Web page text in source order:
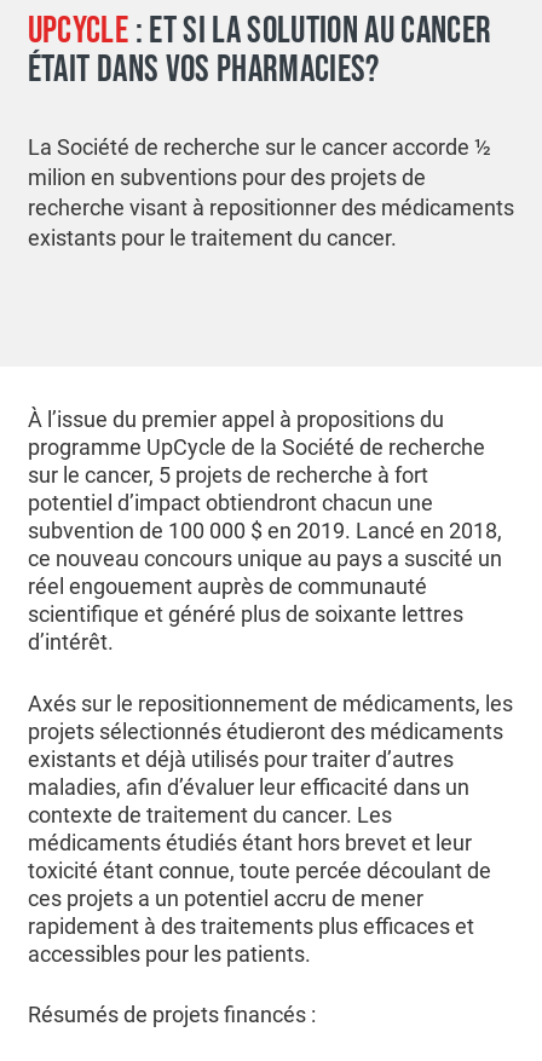
UPCYCLE: ET SI LA SOLUTION AU CANCER
ÉTAIT DANS VOS PHARMACIES?
La Société de recherche sur le cancer accorde ½
milion en subventions pour des projets de
recherche visant à repositionner des médicaments
existants pour le traitement du cancer.
À l’issue du premier appel à propositions du
programme UpCycle de la Société de recherche
sur le cancer, 5 projets de recherche à fort
potentiel d’impact obtiendront chacun une
subvention de 100 000 $ en 2019. Lancé en 2018,
ce nouveau concours unique au pays a suscité un
réel engouement auprès de communauté
scientifique et généré plus de soixante lettres
d’intérêt.
Axés sur le repositionnement de médicaments, les
projets sélectionnés étudieront des médicaments
existants et déjà utilisés pour traiter d’autres
maladies, afin d’évaluer leur efficacité dans un
contexte de traitement du cancer. Les
médicaments étudiés étant hors brevet et leur
toxicité étant connue, toute percée découlant de
ces projets a un potentiel accru de mener
rapidement à des traitements plus efficaces et
accessibles pour les patients.
Résumés de projets financés :